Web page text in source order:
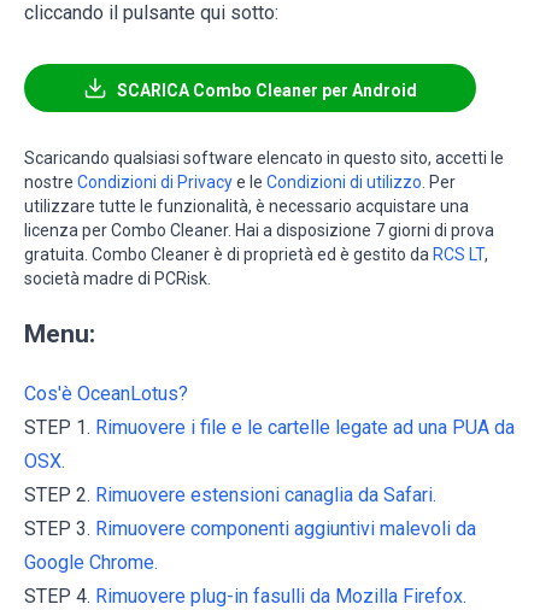
cliccando il pulsante qui sotto:
SCARICA Combo Cleaner per Android
Scaricando qualsiasi software elencato in questo sito, accetti le
nostre Condizioni di Privacye le Condizioni di utilizzo. Per
utilizzare tutte le funzionalità, è necessario acquistare una
licenza per Combo Cleaner. Hai a disposizione 7 giorni di prova
gratuita. Combo Cleaner è di proprietà ed è gestito da RCS LT,
società madre di PCRisk.
Menu:
Cos'è OceanLotus?
STEP 1. Rimuovere i file e le cartelle legate ad una PUA da
OSX.
STEP 2. Rimuovere estensioni canaglia da Safari.
STEP 3. Rimuovere componenti aggiuntivi malevoli da
Google Chrome.
STEP 4. Rimuovere plug-in fasulli da Mozilla Firefox.